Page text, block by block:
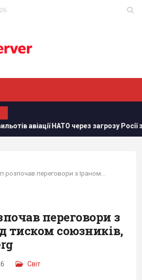
через загрозу Росії зросла на 250%
переговори з
тиском союзників,
Світ